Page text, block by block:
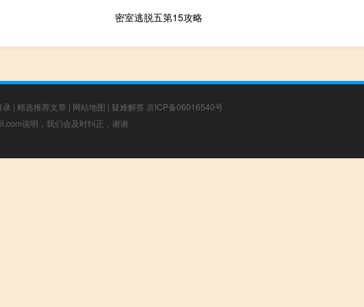
密室逃脱五第15攻略
录 | 精选推荐文章 | 网站地图 | 疑难解答 京ICP备06016540号
说明，我们会及时纠正，谢谢